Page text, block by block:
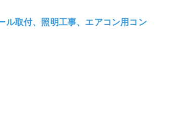
ル取付、照明工事、エアコン用コン